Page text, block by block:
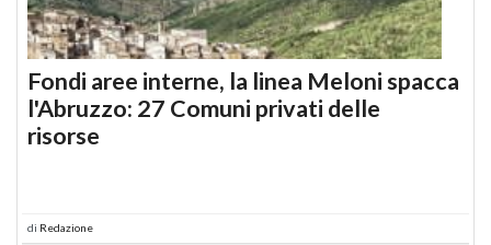
Fondi aree interne, la linea Meloni spacca
l'Abruzzo: 27 Comuni privati delle
risorse
di Redazione